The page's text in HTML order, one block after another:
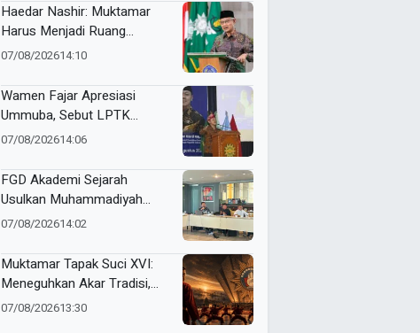
Haedar Nashir: Muktamar
Harus Menjadi Ruang
Musyawarah, Bukan
07/08/202614:10
Wamen Fajar Apresiasi
Ummuba, Sebut LPTK
Penopang Kemajuan
07/08/202614:06
FGD Akademi Sejarah
Usulkan Muhammadiyah
Corner di PTMA
07/08/202614:02
Muktamar Tapak Suci XVI:
Meneguhkan Akar Tradisi,
Menjemput Masa Depan
07/08/202613:30